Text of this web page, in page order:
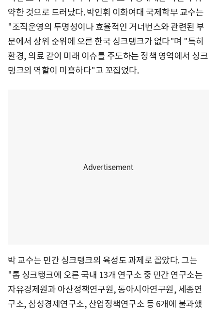
약한 것으로 드러났다. 박인휘 이화여대 국제학부 교수는
"조직운영의 투명성이나 효율적인 거너번스와 관련된 부
문에서 상위 순위에 오른 한국 싱크탱크가 없다"며 "특히
환경, 의료 같이 미래 이슈를 주도하는 정책 영역에서 싱크
탱크의 역할이 미흡하다"고 꼬집었다.
박 교수는 민간 싱크탱크의 육성도 과제로 꼽았다. 그는
"톱 싱크탱크에 오른 국내 13개 연구소 중 민간 연구소는
자유경제원과 아산정책연구원, 동아시아연구원, 세종연
구소, 삼성경제연구소, 산업정책연구소 등 6개에 불과했